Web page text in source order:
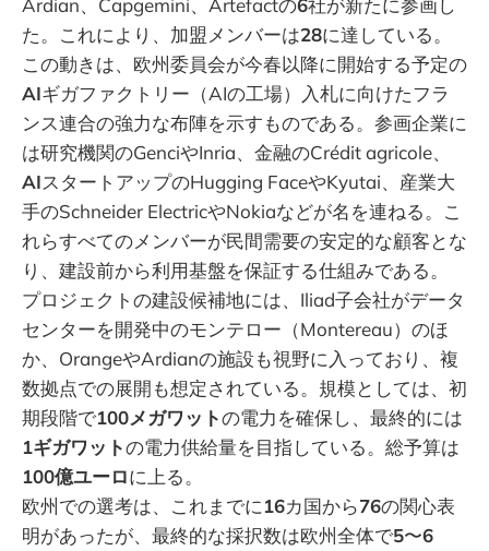
Ardian、Capgemini、Artefactの6社が新たに参画し
た。これにより、加盟メンバーは28に達している。
この動きは、欧州委員会が今春以降に開始する予定の
AIギガファクトリー（AIの工場）入札に向けたフラ
ンス連合の強力な布陣を示すものである。参画企業に
は研究機関のGenciやInria、金融のCrédit agricole、
AIスタートアップのHugging FaceやKyutai、産業大
手のSchneider ElectricやNokiaなどが名を連ねる。こ
れらすべてのメンバーが民間需要の安定的な顧客とな
り、建設前から利用基盤を保証する仕組みである。
プロジェクトの建設候補地には、Iliad子会社がデータ
センターを開発中のモンテロー（Montereau）のほ
か、OrangeやArdianの施設も視野に入っており、複
数拠点での展開も想定されている。規模としては、初
期段階で100メガワットの電力を確保し、最終的には
1ギガワットの電力供給量を目指している。総予算は
100億ユーロに上る。
欧州での選考は、これまでに16カ国から76の関心表
明があったが、最終的な採択数は欧州全体で5〜6